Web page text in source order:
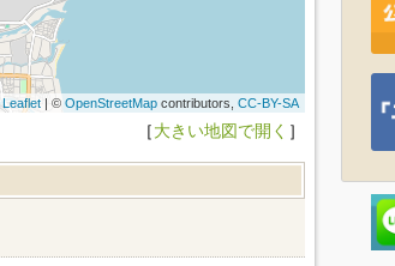
Leaflet| © OpenStreetMapcontributors, CC-BY-SA
［大きい地図で開く ］